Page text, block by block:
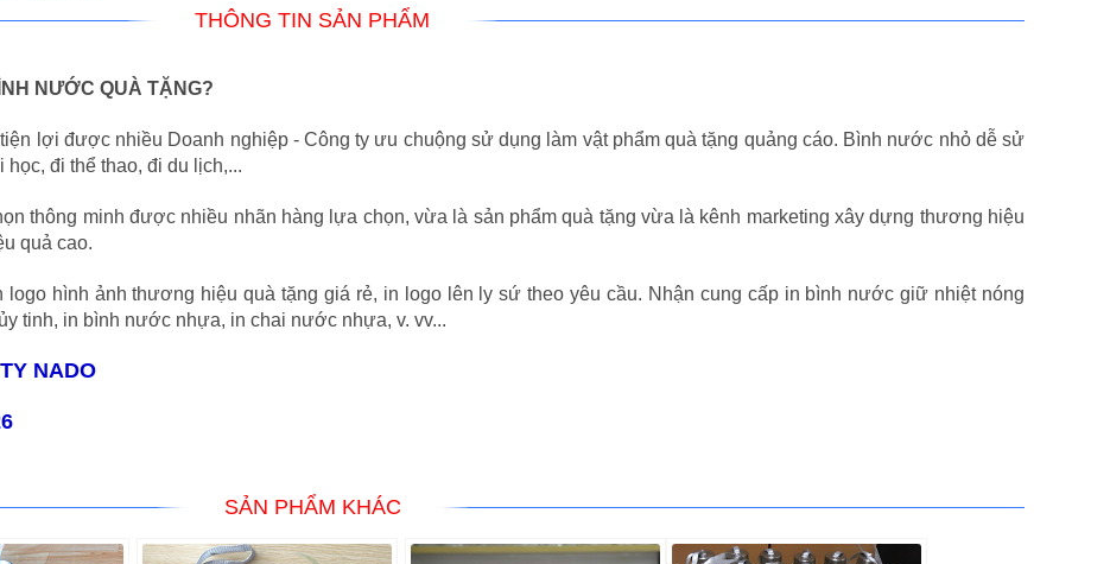
THÔNG TIN SẢN PHẨM
NƯỚC QUÀ TẶNG?
tiện lợi được nhiều Doanh nghiệp - Công ty ưu chuộng sử dụng làm vật phẩm quà tặng quảng cáo. Bình nước nhỏ dễ sử
đi thể thao, đi du lịch,...
thông minh được nhiều nhãn hàng lựa chọn, vừa là sản phẩm quà tặng vừa là kênh marketing xây dựng thương hiệu
quả cao.
logo hình ảnh thương hiệu quà tặng giá rẻ, in logo lên ly sứ theo yêu cầu. Nhận cung cấp in bình nước giữ nhiệt nóng
tinh, in bình nước nhựa, in chai nước nhựa, v. vv...
NADO
SẢN PHẨM KHÁC